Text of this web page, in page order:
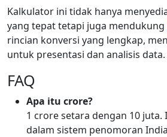
Kalkulator ini tidak hanya
yang tepat tetapi juga mendukung
rincian konversi yang lengkap,
untuk presentasi dan analisis data.
FAQ
Apa itu crore?
1 crore setara dengan 10
dalam sistem penomoran